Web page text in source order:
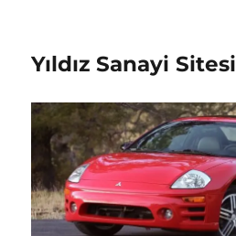
Yıldız Sanayi Sitesi